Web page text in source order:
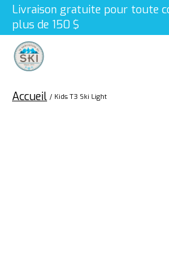
Livraison gratuite pour toute
plus de 150 $
Accueil / Kids T3 Ski Light